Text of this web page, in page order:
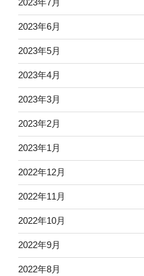
2023年7月
2023年6月
2023年5月
2023年4月
2023年3月
2023年2月
2023年1月
2022年12月
2022年11月
2022年10月
2022年9月
2022年8月